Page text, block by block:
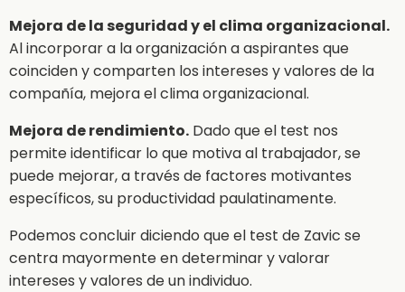
Mejora de la seguridad y el clima organizacional.
Al incorporar a la organización a aspirantes que
coinciden y comparten los intereses y valores de la
compañía, mejora el clima organizacional.
Mejora de rendimiento. Dado que el test nos
permite identificar lo que motiva al trabajador, se
puede mejorar, a través de factores motivantes
específicos, su productividad paulatinamente.
Podemos concluir diciendo que el test de Zavic se
centra mayormente en determinar y valorar
intereses y valores de un individuo.